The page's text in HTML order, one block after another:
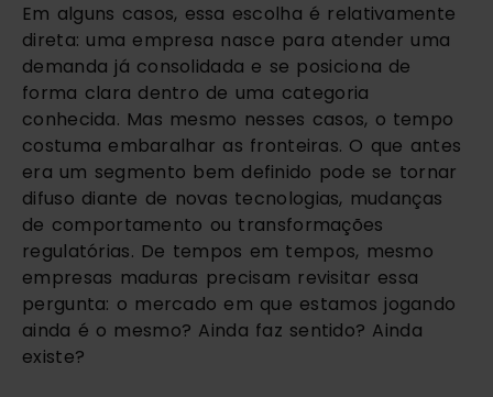
Em alguns casos, essa escolha é relativamente
direta: uma empresa nasce para atender uma
demanda já consolidada e se posiciona de
forma clara dentro de uma categoria
conhecida. Mas mesmo nesses casos, o tempo
costuma embaralhar as fronteiras. O que antes
era um segmento bem definido pode se tornar
difuso diante de novas tecnologias, mudanças
de comportamento ou transformações
regulatórias. De tempos em tempos, mesmo
empresas maduras precisam revisitar essa
pergunta: o mercado em que estamos jogando
ainda é o mesmo? Ainda faz sentido? Ainda
existe?